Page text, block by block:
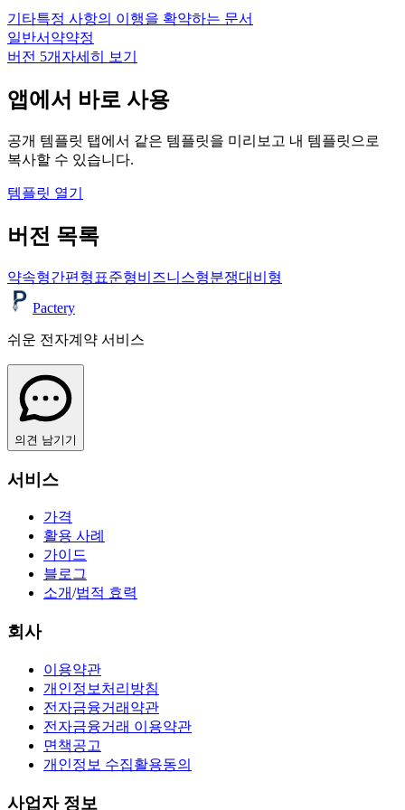
기타특정 사항의 이행을 확약하는 문서
일반서약약정
버전 5개 자세히 보기
앱에서 바로 사용
공개 템플릿 탭에서 같은 템플릿을 미리보고 내 템플릿으로
복사할 수 있습니다.
템플릿 열기
버전 목록
약속형간편형 표준형비즈니스형분쟁대비형
Pactery
쉬운 전자계약 서비스
의견 남기기
서비스
가격
활용 사례
가이드
블로그
소개/법적 효력
회사
이용약관
개인정보처리방침
전자금융거래약관
전자금융거래 이용약관
면책공고
개인정보 수집활용동의
사업자 정보